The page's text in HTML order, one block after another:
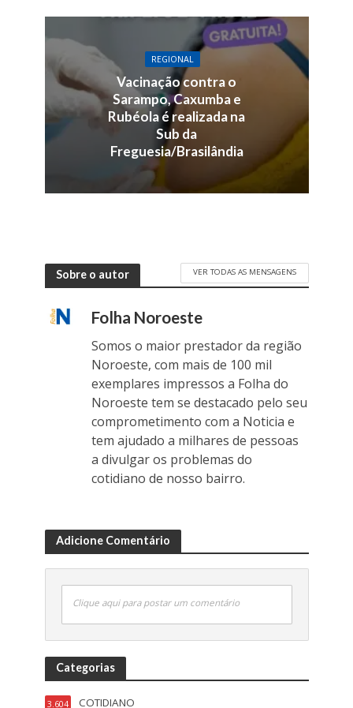
REGIONAL
Vacinação contra o
Sarampo, Caxumba e
Rubéola é realizada na
Sub da
Freguesia/Brasilândia
Sobre o autor VER TODAS AS MENSAGENS
Folha Noroeste
Somos o maior prestador da região
Noroeste, com mais de 100 mil
exemplares impressos a Folha do
Noroeste tem se destacado pelo seu
comprometimento com a Noticia e
tem ajudado a milhares de pessoas
a divulgar os problemas do
cotidiano de nosso bairro.
Adicione Comentário
Clique aqui para postar um comentário
Categorias
COTIDIANO
3.604